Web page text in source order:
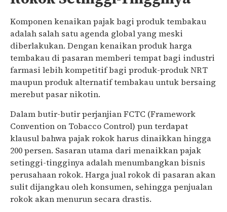
Komponen kenaikan pajak bagi produk tembakau
adalah salah satu agenda global yang meski
diberlakukan. Dengan kenaikan produk harga
tembakau di pasaran memberi tempat bagi industri
farmasi lebih kompetitif bagi produk-produk NRT
maupun produk alternatif tembakau untuk bersaing
merebut pasar nikotin.
Dalam butir-butir perjanjian FCTC (Framework
Convention on Tobacco Control) pun terdapat
klausul bahwa pajak rokok harus dinaikkan hingga
200 persen. Sasaran utama dari menaikkan pajak
setinggi-tingginya adalah menumbangkan bisnis
perusahaan rokok. Harga jual rokok di pasaran akan
sulit dijangkau oleh konsumen, sehingga penjualan
rokok akan menurun secara drastis.